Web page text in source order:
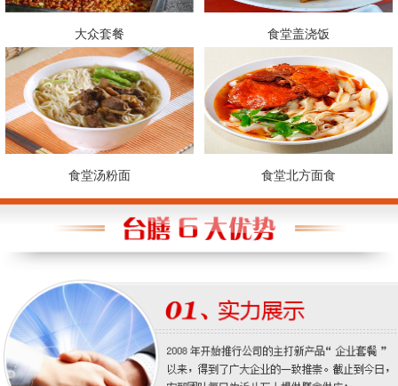
大众套餐 食堂盖浇饭
食堂汤粉面 食堂北方面食